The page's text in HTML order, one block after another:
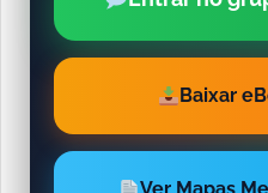
Baixar